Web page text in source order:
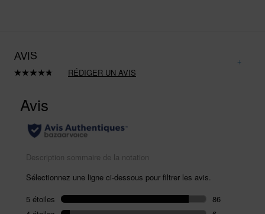
AVIS
RÉDIGER UN AVIS